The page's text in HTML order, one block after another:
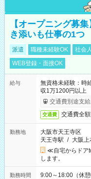
【オープニング募
き添いも仕事の1つ
派遣 職種未経験OK 社会
WEB登録・面接OK
給与
無資格未経験：
収1万1200円以上
交通費別途支給
交通費 交通費全
勤務地
大阪市天王寺区
天王寺駅 / 大阪上
≪自宅からドア
します。
勤務時間
9:00～18:00（休憩60分） ■ご希望があれば下